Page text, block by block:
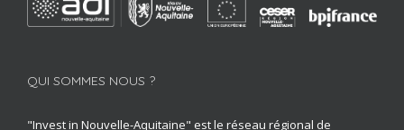
QUI SOMMES NOUS ?
"Invest in Nouvelle-Aquitaine" est le réseau régional de